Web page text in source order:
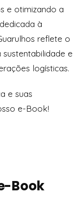
e otimizando a
à
reflete o
e
logísticas.
e suas
e-Book!
Book